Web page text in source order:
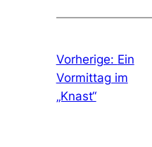
Vorherige: Ein
Vormittag im
„Knast“